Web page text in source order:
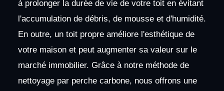
à prolonger la durée de vie de votre toit en évitant
l'accumulation de débris, de mousse et d'humidité.
En outre, un toit propre améliore l'esthétique de
votre maison et peut augmenter sa valeur sur le
marché immobilier. Grâce à notre méthode de
nettoyage par perche carbone, nous offrons une